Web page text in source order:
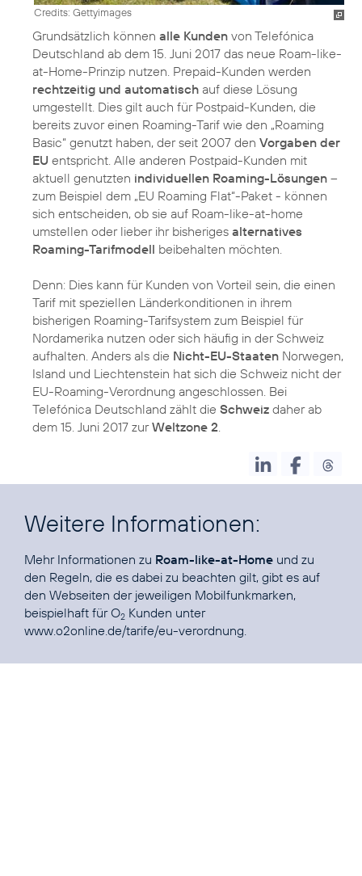
Credits: Gettyimages
Grundsätzlich können alle Kunden von Telefónica
Deutschland ab dem 15. Juni 2017 das neue Roam-like-
at-Home-Prinzip nutzen. Prepaid-Kunden werden
rechtzeitig und automatisch auf diese Lösung
umgestellt. Dies gilt auch für Postpaid-Kunden, die
bereits zuvor einen Roaming-Tarif wie den „Roaming
Basic“ genutzt haben, der seit 2007 den Vorgaben der
EU entspricht. Alle anderen Postpaid-Kunden mit
aktuell genutzten individuellen Roaming-Lösungen –
zum Beispiel dem „EU Roaming Flat“-Paket - können
sich entscheiden, ob sie auf Roam-like-at-home
umstellen oder lieber ihr bisheriges alternatives
Roaming-Tarifmodell beibehalten möchten.
Denn: Dies kann für Kunden von Vorteil sein, die einen
Tarif mit speziellen Länderkonditionen in ihrem
bisherigen Roaming-Tarifsystem zum Beispiel für
Nordamerika nutzen oder sich häufig in der Schweiz
aufhalten. Anders als die Nicht-EU-Staaten Norwegen,
Island und Liechtenstein hat sich die Schweiz nicht der
EU-Roaming-Verordnung angeschlossen. Bei
Telefónica Deutschland zählt die Schweiz daher ab
dem 15. Juni 2017 zurWeltzone 2.
Weitere Informationen:
Mehr Informationen zu Roam-like-at-Home und zu
den Regeln, die es dabei zu beachten gilt, gibt es auf
den Webseiten der jeweiligen Mobilfunkmarken,
beispielhaft für O2 Kunden unter
www.o2online.de/tarife/eu-verordnung.